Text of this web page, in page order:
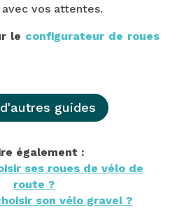
vos attentes.
le configurateur de roues
guides
également :
ses roues de vélo de
route ?
son vélo gravel ?